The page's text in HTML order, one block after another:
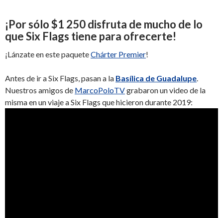
¡Por sólo$1 250disfruta de mucho de lo
que Six Flags tiene para ofrecerte!
¡Lánzate en este paqueteChárter Premier!
Antes de ir a Six Flags, pasan a la Basílica de Guadalupe
Nuestros amigos de MarcoPoloTVgrabaron un video de la
misma en un viaje a Six Flags que hicieron durante 2019: